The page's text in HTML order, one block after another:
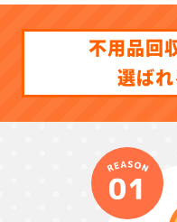
不用品回
選ば